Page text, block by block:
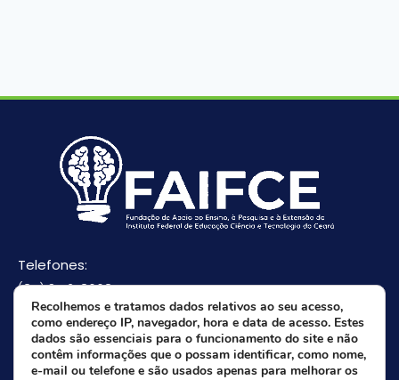
Telefones:
(85) 3512-8668
(85) 9 8165-0582(Whatsapp)
E-mail:
faifce@faifce.ifce.edu.br
Recolhemos e tratamos dados relativos ao seu acesso,
como endereço IP, navegador, hora e data de acesso. Estes
dados são essenciais para o funcionamento do site e não
contêm informações que o possam identificar, como nome,
e-mail ou telefone e são usados apenas para melhorar os